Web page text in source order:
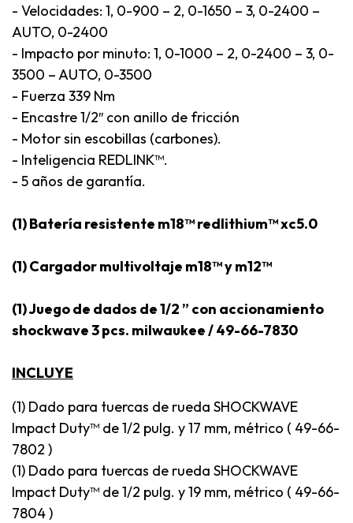
- Velocidades: 1, 0-900 – 2, 0-1650 – 3, 0-2400 –
AUTO, 0-2400
- Impacto por minuto: 1, 0-1000 – 2, 0-2400 – 3, 0-
3500 – AUTO, 0-3500
- Fuerza 339 Nm
- Encastre 1/2″ con anillo de fricción
- Motor sin escobillas (carbones).
- Inteligencia REDLINK™.
- 5 años de garantía.
(1) Batería resistente m18™ redlithium™ xc5.0
(1) Cargador multivoltaje m18™ y m12™
(1) Juego de dados de 1/2 ” con accionamiento
shockwave 3 pcs. milwaukee / 49-66-7830
INCLUYE
(1) Dado para tuercas de rueda SHOCKWAVE
Impact Duty™ de 1/2 pulg. y 17 mm, métrico ( 49-66-
7802 )
(1) Dado para tuercas de rueda SHOCKWAVE
Impact Duty™ de 1/2 pulg. y 19 mm, métrico ( 49-66-
7804 )